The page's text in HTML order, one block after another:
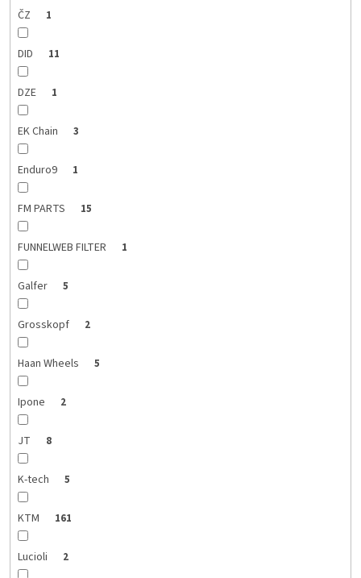
ČZ 1
DID 11
DZE 1
EK Chain 3
Enduro9 1
FM PARTS 15
FUNNELWEB FILTER 1
Galfer 5
Grosskopf 2
Haan Wheels 5
Ipone 2
JT 8
K-tech 5
KTM 161
Lucioli 2